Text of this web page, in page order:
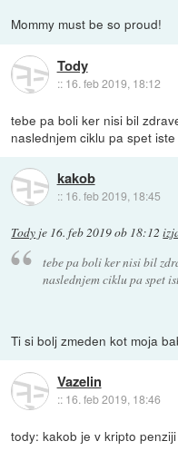
Mommy must be so proud!
Tody
:: 16. feb 2019, 18:12
tebe pa boli ker nisi bil
naslednjem ciklu pa spet
kakob
:: 16. feb 2019, 18:45
Tody je 16. feb 2019 ob 18:12
tebe pa boli ker nisi bil
naslednjem ciklu pa spet
Ti si bolj zmeden kot moja
Vazelin
:: 16. feb 2019, 18:46
tody: kakob je v kripto penziji